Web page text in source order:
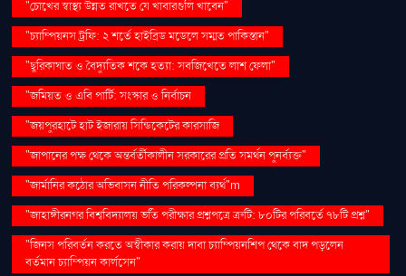
"চোখের স্বাস্থ্য উন্নত রাখতে যে খাবারগুলি খাবেন"
"চ্যাম্পিয়নস ট্রফি: ২ শর্তে হাইব্রিড মডেলে সম্মত পাকিস্তান"
"ছুরিকাঘাত ও বৈদ্যুতিক শকে হত্যা: সবজিখেতে লাশ ফেলা"
"জমিয়ত ও এবি পার্টি: সংস্কার ও নির্বাচন
"জয়পুরহাটে হাট ইজারায় সিন্ডিকেটের কারসাজি
"জাপানের পক্ষ থেকে অন্তর্বর্তীকালীন সরকারের প্রতি সমর্থন পুনর্ব্যক্ত"
"জার্মানির কঠোর অভিবাসন নীতি পরিকল্পনা ব্যর্থ"m
"জাহাঙ্গীরনগর বিশ্ববিদ্যালয় ভর্তি পরীক্ষার প্রশ্নপত্রে ত্রুটি: ৮০টির পরিবর্তে ৭৮টি প্রশ্ন"
"জিনস পরিবর্তন করতে অস্বীকার করায় দাবা চ্যাম্পিয়নশিপ থেকে বাদ পড়লেন
বর্তমান চ্যাম্পিয়ন কার্লসেন"